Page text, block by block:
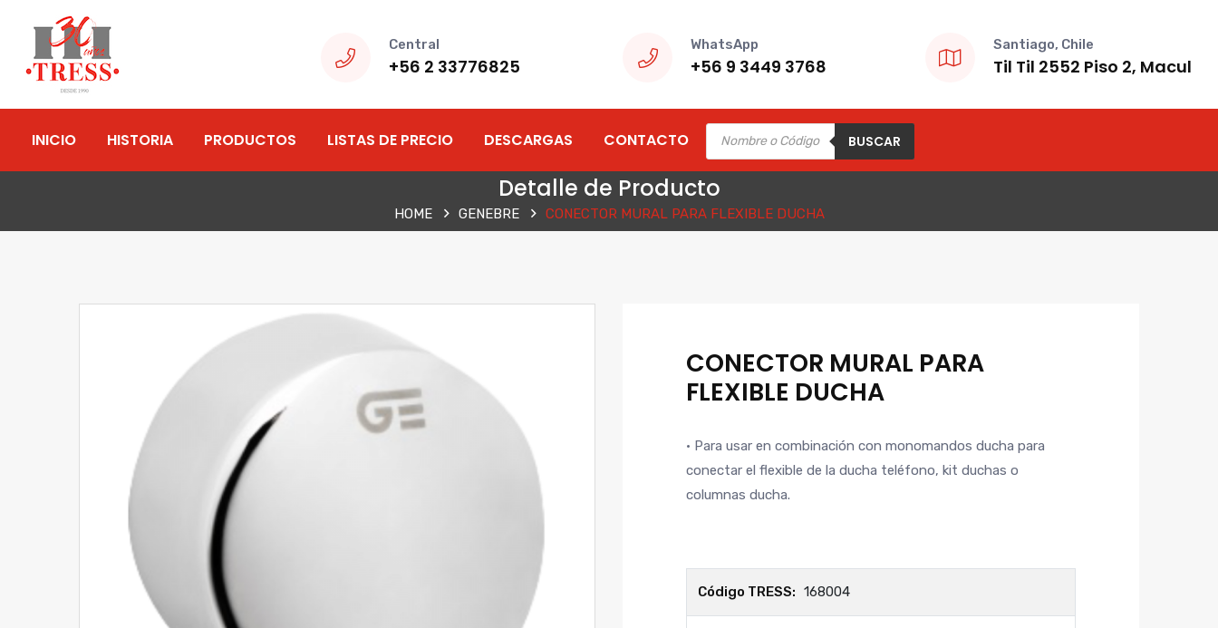
Central
+56 2 33776825
WhatsApp
+56 9 3449 3768
Santiago, Chile
Til Til 2552 Piso 2, Macul
INICIO HISTORIA PRODUCTOS LISTAS DE PRECIO DESCARGAS CONTACTO
Products
search
BUSCAR
Detalle de Producto
HOME GENEBRE CONECTOR MURAL PARA FLEXIBLE DUCHA
CONECTOR MURAL PARA
FLEXIBLE DUCHA
• Para usar en combinación con monomandos ducha para
conectar el flexible de la ducha teléfono, kit duchas o
columnas ducha.
Código TRESS: 168004